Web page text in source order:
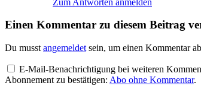
Einen Kommentar zu diesem Beitrag
Du musst angemeldet sein, um einen Kommentar
E-Mail-Benachrichtigung bei weiteren
Abonnement zu bestätigen: Abo ohne Kommentar.